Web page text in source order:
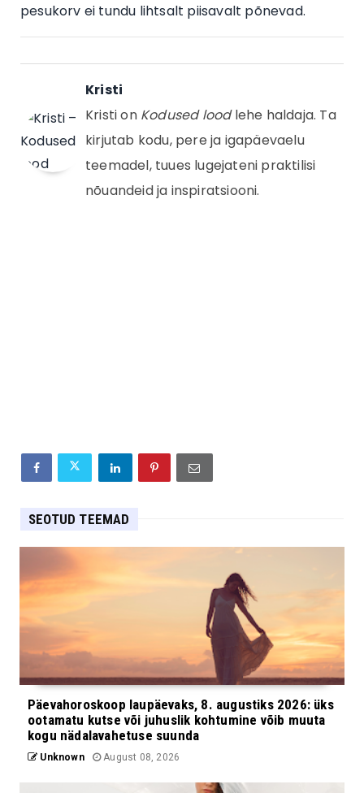
pesukorv ei tundu lihtsalt piisavalt põnevad.
Kristi
Kristi on Kodused loodlehe haldaja. Ta
kirjutab kodu, pere ja igapäevaelu
teemadel, tuues lugejateni praktilisi
nõuandeid ja inspiratsiooni.
SEOTUD TEEMAD
Päevahoroskoop laupäevaks, 8. augustiks 2026: üks
ootamatu kutse või juhuslik kohtumine võib muuta
kogu nädalavahetuse suunda
Unknown August 08, 2026